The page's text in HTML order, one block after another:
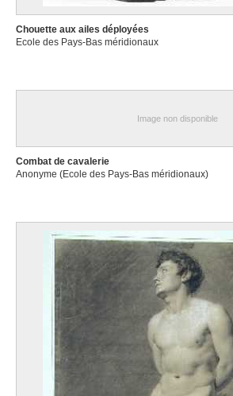
Chouette aux ailes déployées
Ecole des Pays-Bas méridionaux
Image non disponible
Combat de cavalerie
Anonyme (Ecole des Pays-Bas méridionaux)